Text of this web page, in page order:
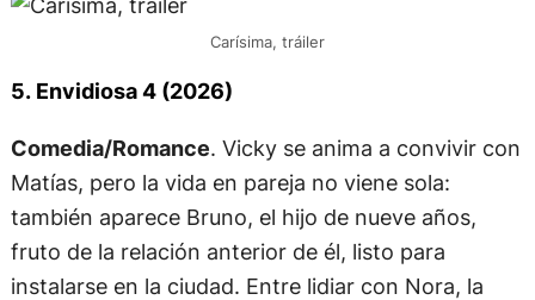
Carísima, tráiler
5. Envidiosa 4 (2026)
Comedia/Romance. Vicky se anima a convivir con
Matías, pero la vida en pareja no viene sola:
también aparece Bruno, el hijo de nueve años,
fruto de la relación anterior de él, listo para
instalarse en la ciudad. Entre lidiar con Nora, la